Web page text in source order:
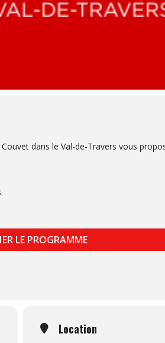
dans le Val-de-Travers vous
LE PROGRAMME
Location